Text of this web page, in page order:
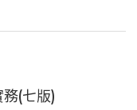
(七版)